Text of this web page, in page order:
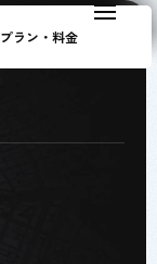
プラン・料金